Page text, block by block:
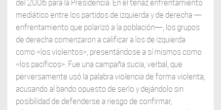
del 2006 para la Presidencia. En el tenaz enfrentamiento
mediático entre los partidos de izquierda y de derecha —
enfrentamiento que polarizó a la población—, los grupos
de derecha comenzaron a calificar a los de izquierda
como «los violentos», presentándose a sí mismos como
«los pacíficos». Fue una campaña sucia, verbal, que
perversamente usó la palabra violencia de forma violenta,
acusando al bando opuesto de serlo y dejándolo sin
posibilidad de defenderse a riesgo de confirmar,